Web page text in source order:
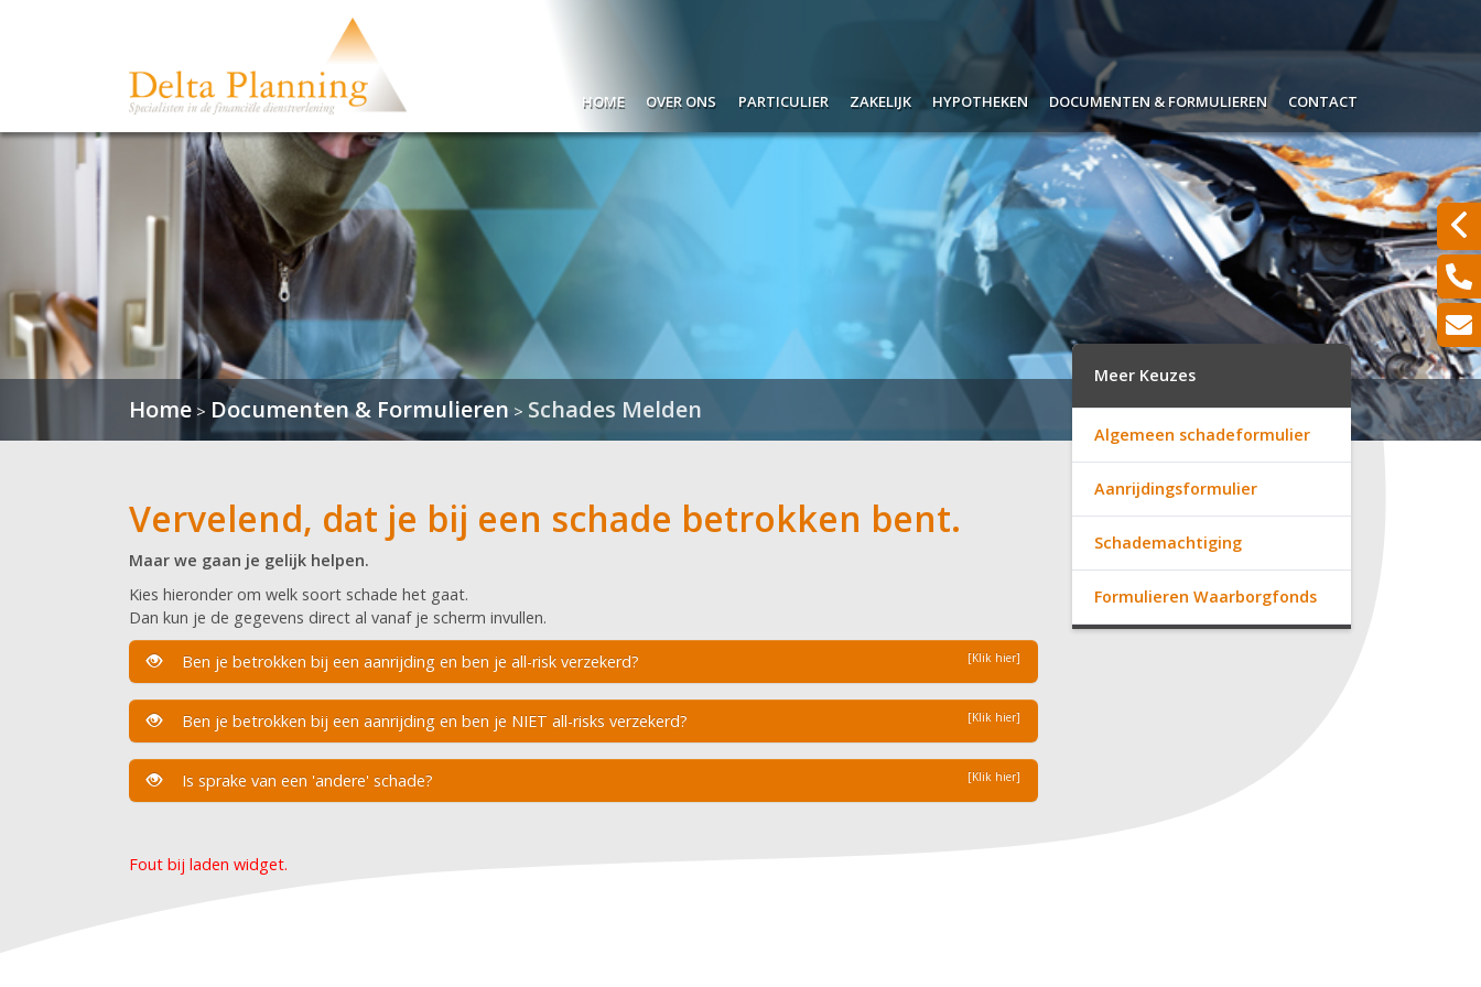
Home Over ons
Dát bedoelen we nou met
Hoe denken wij over spaardiensten
Hoe denken wij over uw pensioen
Particulier Zakelijk
Schades melden
Ondernemers
Werkgevers
Hypotheken
Filmpje
De hypotheekrentes
Bereken zelf je hypotheek
Belangrijk om te weten
Gelijk een offerte aanvragen?
Documenten & Formulieren
Alle verzekeringskaarten
Wijzigingen doorgeven
Waardemeters
Serviceformulieren
Aanvraagformulieren
Hypotheekinventarisatie
Contact
Home > Documenten & Formulieren > Schades Melden
Vervelend, dat je bij een schade betrokken bent.
Maar we gaan je gelijk helpen.
Kies hieronder om welk soort schade het gaat.
Dan kun je de gegevens direct al vanaf je scherm invullen.
Ben je betrokken bij een aanrijding en ben je all-risk verzekerd? [Klik hier]
Ben je betrokken bij een aanrijding en ben je NIET all-risks verzekerd? [Klik hier]
Is sprake van een 'andere' schade? [Klik hier]
Fout bij laden widget.
Meer Keuzes
Algemeen schadeformulier
Aanrijdingsformulier
Schademachtiging
Formulieren Waarborgfonds